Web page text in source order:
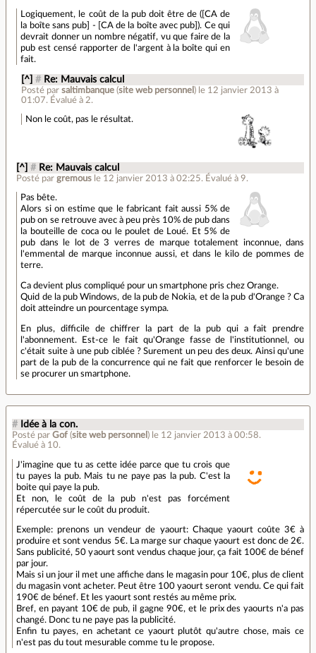
Logiquement, le coût de la pub doit être de ([CA de
la boîte sans pub] - [CA de la boîte avec pub]). Ce qui
devrait donner un nombre négatif, vu que faire de la
pub est censé rapporter de l'argent à la boîte qui en
fait.
[^] # Re: Mauvais calcul
Posté par saltimbanque(site web personnel ) le 12 janvier 2013 à
01:07. Évalué à 2.
Non le coût, pas le résultat.
[^] # Re: Mauvais calcul
Posté pargremous le 12 janvier 2013 à 02:25. Évalué à9.
Pas bête.
Alors si on estime que le fabricant fait aussi 5% de
pub on se retrouve avec à peu près 10% de pub dans
la bouteille de coca ou le poulet de Loué. Et 5% de
pub dans le lot de 3 verres de marque totalement inconnue, dans
l'emmental de marque inconnue aussi, et dans le kilo de pommes de
terre.
Ca devient plus compliqué pour un smartphone pris chez Orange.
Quid de la pub Windows, de la pub de Nokia, et de la pub d'Orange ? Ca
doit atteindre un pourcentage sympa.
En plus, difficile de chiffrer la part de la pub qui a fait prendre
l'abonnement. Est-ce le fait qu'Orange fasse de l'institutionnel, ou
c'était suite à une pub ciblée ? Surement un peu des deux. Ainsi qu'une
part de la pub de la concurrence qui ne fait que renforcer le besoin de
se procurer un smartphone.
# Idée à la con.
Posté par Gof (site web personnel ) le 12 janvier 2013 à 00:58.
Évalué à 10.
J'imagine que tu as cette idée parce que tu crois que
tu payes la pub. Mais tu ne paye pas la pub. C'est la
boite qui paye la pub.
Et non, le coût de la pub n'est pas forcément
répercutée sur le coût du produit.
Exemple: prenons un vendeur de yaourt: Chaque yaourt coûte 3€ à
produire et sont vendus 5€. La marge sur chaque yaourt est donc de 2€.
Sans publicité, 50 yaourt sont vendus chaque jour, ça fait 100€ de bénef
par jour.
Mais si un jour il met une affiche dans le magasin pour 10€, plus de client
du magasin vont acheter. Peut être 100 yaourt seront vendu. Ce qui fait
190€ de bénef. Et les yaourt sont restés au même prix.
Bref, en payant 10€ de pub, il gagne 90€, et le prix des yaourts n'a pas
changé. Donc tu ne paye pas la publicité.
Enfin tu payes, en achetant ce yaourt plutôt qu'autre chose, mais ce
n'est pas du tout mesurable comme tu le propose.